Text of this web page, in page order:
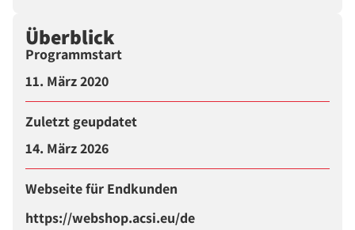
Überblick
Programmstart
11. März 2020
Zuletzt geupdatet
14. März 2026
Webseite für Endkunden
https://webshop.acsi.eu/de